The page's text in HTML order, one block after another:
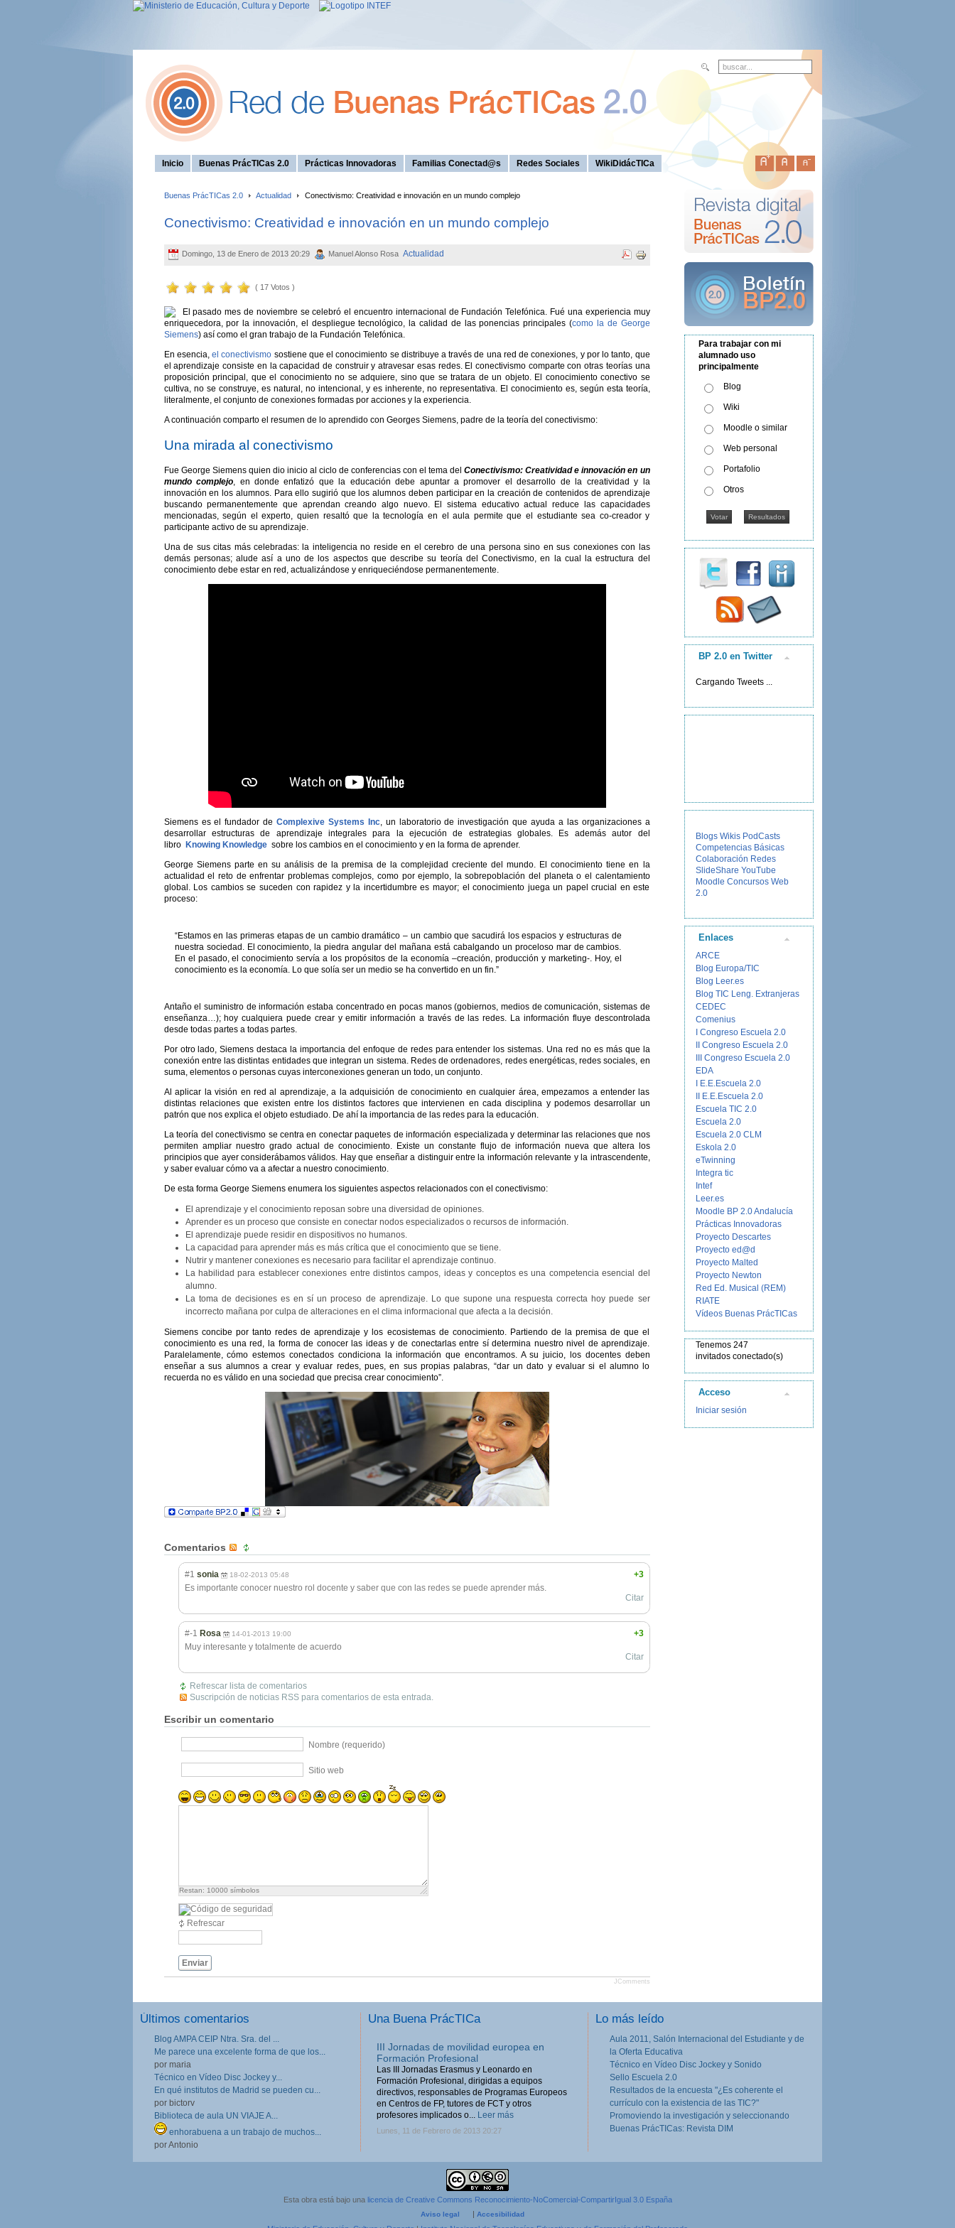
Inicio Buenas PrácTICas 2.0 Prácticas Innovadoras Familias Conectad@s Redes Sociales WikiDidácTICa
Buenas PrácTICas 2.0 Actualidad Conectivismo: Creatividad e innovación en un mundo complejo
Conectivismo: Creatividad e innovación en un mundo complejo
Domingo, 13 de Enero de 2013 20:29 Manuel Alonso Rosa Actualidad
( 17 Votos )
El pasado mes de noviembre se celebró el encuentro internacional de Fundación Telefónica. Fué una experiencia muy
enriquecedora, por la innovación, el despliegue tecnológico, la calidad de las ponencias principales (como la de George
Siemens) así como el gran trabajo de la Fundación Telefónica.
En esencia,el conectivismo sostiene que el conocimiento se distribuye a través de una red de conexiones, y por lo tanto, que
el aprendizaje consiste en la capacidad de construir y atravesar esas redes. El conectivismo comparte con otras teorías una
proposición principal, que el conocimiento no se adquiere, sino que se tratara de un objeto. El conocimiento conectivo se
cultiva, no se construye, es natural, no intencional, y es inherente, no representativa. El conocimiento es, según esta teoría,
literalmente, el conjunto de conexiones formadas por acciones y la experiencia.
A continuación comparto el resumen de lo aprendido con Georges Siemens, padre de la teoría del conectivismo:
Una mirada al conectivismo
Fue George Siemens quien dio inicio al ciclo de conferencias con el tema delConectivismo: Creatividad e innovación en un
mundo complejo , en donde enfatizó que la educación debe apuntar a promover el desarrollo de la creatividad y la
innovación en los alumnos. Para ello sugirió que los alumnos deben participar en la creación de contenidos de aprendizaje
buscando permanentemente que aprendan creando algo nuevo. El sistema educativo actual reduce las capacidades
mencionadas, según el experto, quien resaltó que la tecnología en el aula permite que el estudiante sea co-creador y
participante activo de su aprendizaje.
Una de sus citas más celebradas: la inteligencia no reside en el cerebro de una persona sino en sus conexiones con las
demás personas; alude así a uno de los aspectos que describe su teoría del Conectivismo, en la cual la estructura del
conocimiento debe estar en red, actualizándose y enriqueciéndose permanentemente.
Siemens es el fundador deComplexive Systems Inc, un laboratorio de investigación que ayuda a las organizaciones a
desarrollar estructuras de aprendizaje integrales para la ejecución de estrategias globales. Es además autor del
libro Knowing Knowledgesobre los cambios en el conocimiento y en la forma de aprender.
George Siemens parte en su análisis de la premisa de la complejidad creciente del mundo. El conocimiento tiene en la
actualidad el reto de enfrentar problemas complejos, como por ejemplo, la sobrepoblación del planeta o el calentamiento
global. Los cambios se suceden con rapidez y la incertidumbre es mayor; el conocimiento juega un papel crucial en este
proceso:
“Estamos en las primeras etapas de un cambio dramático – un cambio que sacudirá los espacios y estructuras de
nuestra sociedad. El conocimiento, la piedra angular del mañana está cabalgando un proceloso mar de cambios.
En el pasado, el conocimiento servía a los propósitos de la economía –creación, producción y marketing-. Hoy, el
conocimiento es la economía. Lo que solía ser un medio se ha convertido en un fin.”
Antaño el suministro de información estaba concentrado en pocas manos (gobiernos, medios de comunicación, sistemas de
enseñanza…); hoy cualquiera puede crear y emitir información a través de las redes. La información fluye descontrolada
desde todas partes a todas partes.
Por otro lado, Siemens destaca la importancia del enfoque de redes para entender los sistemas. Una red no es más que la
conexión entre las distintas entidades que integran un sistema. Redes de ordenadores, redes energéticas, redes sociales, en
suma, elementos o personas cuyas interconexiones generan un todo, un conjunto.
Al aplicar la visión en red al aprendizaje, a la adquisición de conocimiento en cualquier área, empezamos a entender las
distintas relaciones que existen entre los distintos factores que intervienen en cada disciplina y podemos desarrollar un
patrón que nos explica el objeto estudiado. De ahí la importancia de las redes para la educación.
La teoría del conectivismo se centra en conectar paquetes de información especializada y determinar las relaciones que nos
permiten ampliar nuestro grado actual de conocimiento. Existe un constante flujo de información nueva que altera los
principios que ayer considerábamos válidos. Hay que enseñar a distinguir entre la información relevante y la intrascendente,
y saber evaluar cómo va a afectar a nuestro conocimiento.
De esta forma George Siemens enumera los siguientes aspectos relacionados con el conectivismo:
El aprendizaje y el conocimiento reposan sobre una diversidad de opiniones.
Aprender es un proceso que consiste en conectar nodos especializados o recursos de información.
El aprendizaje puede residir en dispositivos no humanos.
La capacidad para aprender más es más crítica que el conocimiento que se tiene.
Nutrir y mantener conexiones es necesario para facilitar el aprendizaje continuo.
La habilidad para establecer conexiones entre distintos campos, ideas y conceptos es una competencia esencial del
alumno.
La toma de decisiones es en sí un proceso de aprendizaje. Lo que supone una respuesta correcta hoy puede ser
incorrecto mañana por culpa de alteraciones en el clima informacional que afecta a la decisión.
Siemens concibe por tanto redes de aprendizaje y los ecosistemas de conocimiento. Partiendo de la premisa de que el
conocimiento es una red, la forma de conocer las ideas y de conectarlas entre sí determina nuestro nivel de aprendizaje.
Paralelamente, cómo estemos conectados condiciona la información que encontramos. A su juicio, los docentes deben
enseñar a sus alumnos a crear y evaluar redes, pues, en sus propias palabras, “dar un dato y evaluar si el alumno lo
recuerda no es válido en una sociedad que precisa crear conocimiento”.
Comentarios
+3
#1 sonia 18-02-2013 05:48
Es importante conocer nuestro rol docente y saber que con las redes se puede aprender más.
Citar
+3
#-1 Rosa 14-01-2013 19:00
Muy interesante y totalmente de acuerdo
Citar
Refrescar lista de comentarios
Suscripción de noticias RSS para comentarios de esta entrada.
Escribir un comentario
Nombre (requerido)
Sitio web
Restan: 10000 símbolos
Refrescar
Enviar
JComments
Para trabajar con mi
alumnado uso
principalmente
Blog
Wiki
Moodle o similar
Web personal
Portafolio
Otros
BP 2.0 en Twitter
Cargando Tweets ...
Blogs Wikis PodCasts
Competencias Básicas
Colaboración Redes
SlideShare YouTube
Moodle Concursos Web
2.0
Enlaces
ARCE
Blog Europa/TIC
Blog Leer.es
Blog TIC Leng. Extranjeras
CEDEC
Comenius
I Congreso Escuela 2.0
II Congreso Escuela 2.0
III Congreso Escuela 2.0
EDA
I E.E.Escuela 2.0
II E.E.Escuela 2.0
Escuela TIC 2.0
Escuela 2.0
Escuela 2.0 CLM
Eskola 2.0
eTwinning
Integra tic
Intef
Leer.es
Moodle BP 2.0 Andalucía
Prácticas Innovadoras
Proyecto Descartes
Proyecto ed@d
Proyecto Malted
Proyecto Newton
Red Ed. Musical (REM)
RIATE
Vídeos Buenas PrácTICas
Tenemos 247
invitados conectado(s)
Acceso
Iniciar sesión
Últimos comentarios
Blog AMPA CEIP Ntra. Sra. del ...
Me parece una excelente forma de que los...
por maria
Técnico en Vídeo Disc Jockey y...
En qué institutos de Madrid se pueden cu...
por bictorv
Biblioteca de aula UN VIAJE A...
enhorabuena a un trabajo de muchos...
por Antonio
Una Buena PrácTICa
III Jornadas de movilidad europea en
Formación Profesional
Las III Jornadas Erasmus y Leonardo en
Formación Profesional, dirigidas a equipos
directivos, responsables de Programas Europeos
en Centros de FP, tutores de FCT y otros
profesores implicados o... Leer más
Lunes, 11 de Febrero de 2013 20:27
Lo más leído
Aula 2011, Salón Internacional del Estudiante y de
la Oferta Educativa
Técnico en Vídeo Disc Jockey y Sonido
Sello Escuela 2.0
Resultados de la encuesta "¿Es coherente el
currículo con la existencia de las TIC?"
Promoviendo la investigación y seleccionando
Buenas PrácTICas: Revista DIM
Esta obra está bajo una licencia de Creative Commons Reconocimiento-NoComercial-CompartirIgual 3.0 España
Aviso legal | Accesibilidad